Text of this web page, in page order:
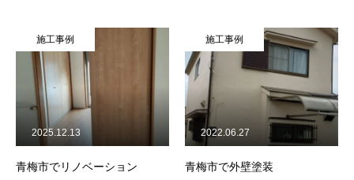
施工事例
青梅市でリノベーション
2025.12.13
施工事例
青梅市で外壁塗装
2022.06.27